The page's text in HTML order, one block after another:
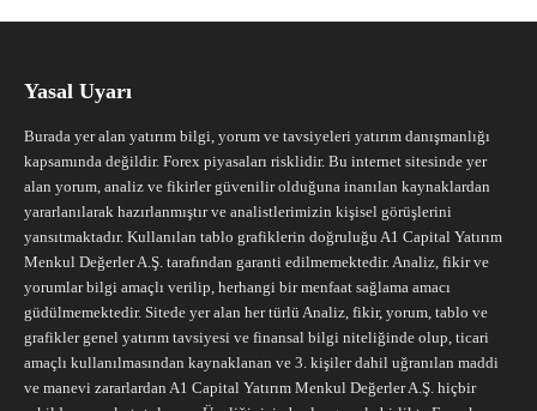
Yasal Uyarı
Burada yer alan yatırım bilgi, yorum ve tavsiyeleri yatırım danışmanlığı
kapsamında değildir. Forex piyasaları risklidir. Bu internet sitesinde yer
alan yorum, analiz ve fikirler güvenilir olduğuna inanılan kaynaklardan
yararlanılarak hazırlanmıştır ve analistlerimizin kişisel görüşlerini
yansıtmaktadır. Kullanılan tablo grafiklerin doğruluğu A1 Capital Yatırım
Menkul Değerler A.Ş. tarafından garanti edilmemektedir. Analiz, fikir ve
yorumlar bilgi amaçlı verilip, herhangi bir menfaat sağlama amacı
güdülmemektedir. Sitede yer alan her türlü Analiz, fikir, yorum, tablo ve
grafikler genel yatırım tavsiyesi ve finansal bilgi niteliğinde olup, ticari
amaçlı kullanılmasından kaynaklanan ve 3. kişiler dahil uğranılan maddi
ve manevi zararlardan A1 Capital Yatırım Menkul Değerler A.Ş. hiçbir